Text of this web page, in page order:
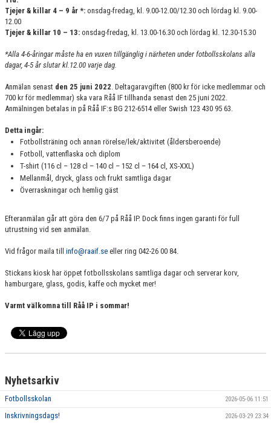
Tjejer & killar 4 – 9 år *: onsdag-fredag, kl. 9.00-12.00/12.30 och lördag kl. 9.00-
12.00
Tjejer & killar 10 – 13: onsdag-fredag, kl. 13.00-16.30 och lördag kl. 12.30-15.30
*Alla 4-6-åringar måste ha en vuxen tillgänglig i närheten under fotbollsskolans alla
dagar, 4-5 år slutar kl.12.00 varje dag.
Anmälan senast den 25 juni 2022. Deltagaravgiften (800 kr för icke medlemmar och
700 kr för medlemmar) ska vara Råå IF tillhanda senast den 25 juni 2022.
Anmälningen betalas in på Råå IF:s BG 212-6514 eller Swish 123 430 95 63.
Detta ingår:
Fotbollsträning och annan rörelse/lek/aktivitet (åldersberoende)
Fotboll, vattenflaska och diplom
T-shirt (116 cl – 128 cl – 140 cl – 152 cl – 164 cl, XS-XXL)
Mellanmål, dryck, glass och frukt samtliga dagar
Överraskningar och hemlig gäst
Efteranmälan går att göra den 6/7 på Råå IP. Dock finns ingen garanti för full
utrustning vid sen anmälan.
Vid frågor maila till info@raaif.se eller ring 042-26 00 84.
Stickans kiosk har öppet fotbollsskolans samtliga dagar och serverar korv,
hamburgare, glass, godis, kaffe och mycket mer!
Varmt välkomna till Råå IP i sommar!
Nyhetsarkiv
Fotbollsskolan 2026-05-06 11:51
Inskrivningsdags! 2026-03-29 23:34